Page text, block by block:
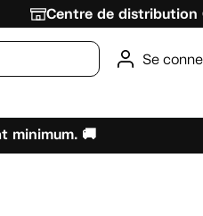
Centre de distribution
Se
minimum. 🚚